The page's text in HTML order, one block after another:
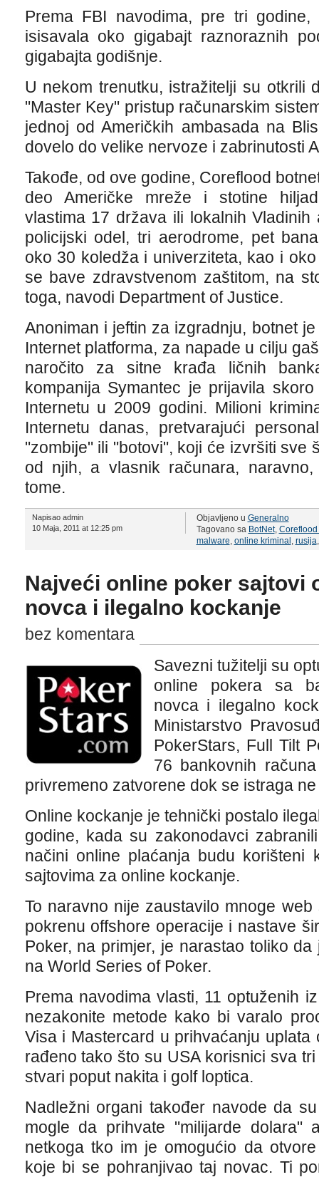
Prema FBI navodima, pre tri
isisavala oko gigabajt raznoraznih
gigabajta godišnje.
U nekom trenutku, istražitelji su otkrili
"Master Key" pristup računarskim
jednoj od Američkih ambasada na
dovelo do velike nervoze i zabrinutosti
Takođe, od ove godine, Coreflood
deo Američke mreže i stotine
vlastima 17 država ili lokalnih
policijski odel, tri aerodrome, pet
oko 30 koledža i univerziteta, kao i
se bave zdravstvenom zaštitom, na
toga, navodi Department of Justice.
Anoniman i jeftin za izgradnju, botnet
Internet platforma, za napade u cilju
naročito za sitne krađa ličnih
kompanija Symantec je prijavila
Internetu u 2009 godini. Milioni
Internetu danas, pretvarajući
"zombije" ili "botovi", koji će izvršiti sve
od njih, a vlasnik računara,
tome.
Napisao admin
10 Maja, 2011 at 12:25 pm
Objavljeno u Generalno
Tagovano sa BotNet, Coreflood
malware, online kriminal , rusija
Najveći online poker sajtovi
novca i ilegalno kockanje
bez komentara
Savezni tužitelji su
online pokera sa
novca i ilegalno
Ministarstvo
PokerStars, Full Tilt
76 bankovnih
privremeno zatvorene dok se istraga
Online kockanje je tehnički postalo
godine, kada su zakonodavci
načini online plaćanja budu korišteni
sajtovima za online kockanje.
To naravno nije zaustavilo mnoge
pokrenu offshore operacije i nastave
Poker, na primjer, je narastao toliko
na World Series of Poker.
Prema navodima vlasti, 11 optuženih
nezakonite metode kako bi varalo
Visa i Mastercard u prihvaćanju uplata
rađeno tako što su USA korisnici sva
stvari poput nakita i golf loptica.
Nadležni organi također navode da
mogle da prihvate "milijarde dolara"
netkoga tko im je omogućio da
koje bi se pohranjivao taj novac. Ti